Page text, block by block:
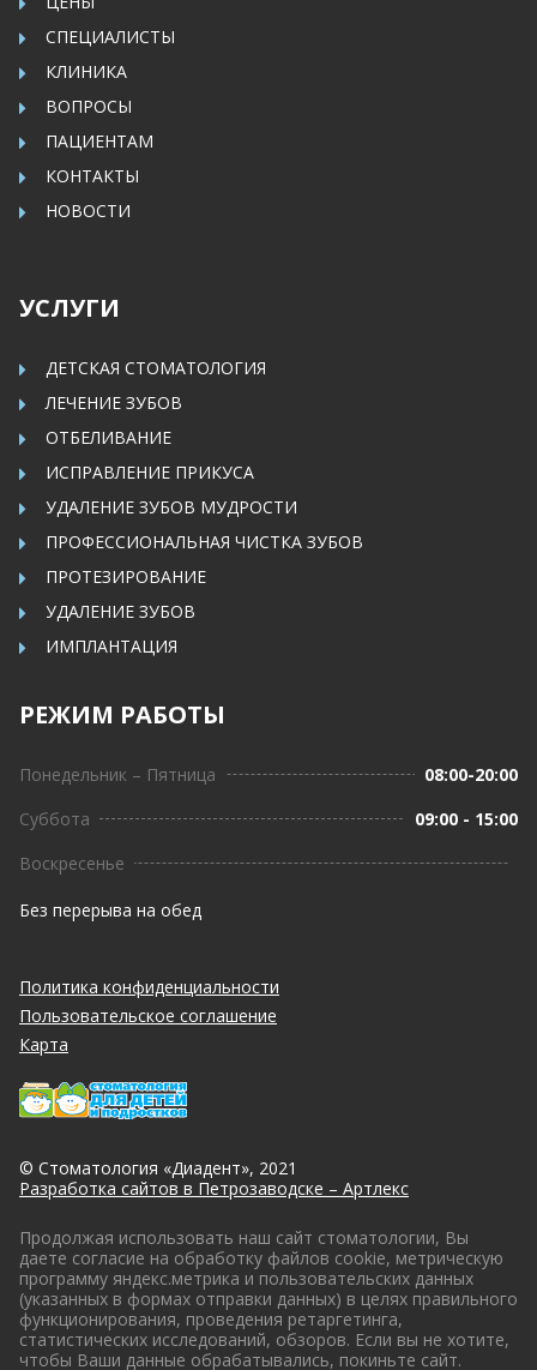
СПЕЦИАЛИСТЫ
КЛИНИКА
ВОПРОСЫ
ПАЦИЕНТАМ
КОНТАКТЫ
НОВОСТИ
УСЛУГИ
ДЕТСКАЯ СТОМАТОЛОГИЯ
ЛЕЧЕНИЕ ЗУБОВ
ОТБЕЛИВАНИЕ
ИСПРАВЛЕНИЕ ПРИКУСА
УДАЛЕНИЕ ЗУБОВ МУДРОСТИ
ПРОФЕССИОНАЛЬНАЯ ЧИСТКА ЗУБОВ
ПРОТЕЗИРОВАНИЕ
УДАЛЕНИЕ ЗУБОВ
ИМПЛАНТАЦИЯ
РЕЖИМ РАБОТЫ
Понедельник – Пятница
08:00-20:00
Суббота
09:00 - 15:00
Воскресенье
Без перерыва на обед
Политика конфиденциальности
Пользовательское соглашение
Карта
© Стоматология «Диадент», 2021
Разработка сайтов в Петрозаводске – Артлекс
Продолжая использовать наш сайт стоматологии, Вы
даете согласие на обработку файлов cookie, метрическую
программу яндекс.метрика и пользовательских данных
(указанных в формах отправки данных) в целях правильного
функционирования, проведения ретаргетинга,
статистических исследований, обзоров. Если вы не хотите,
чтобы Ваши данные обрабатывались, покиньте сайт.